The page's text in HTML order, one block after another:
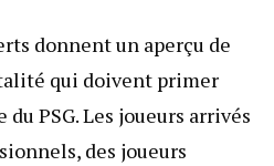
donnent un aperçu de
qui doivent primer
PSG. Les joueurs arrivés
des joueurs